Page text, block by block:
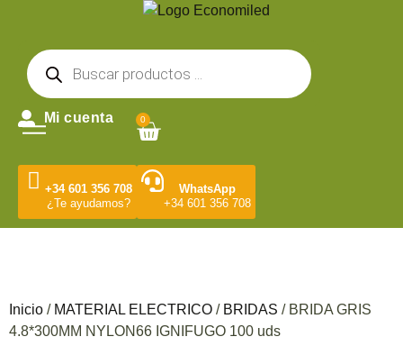
Mi cuenta 0
+34 601 356 708
¿Te ayudamos?
WhatsApp
+34 601 356 708
Inicio / MATERIAL ELECTRICO / BRIDAS / BRIDA GRIS
4.8*300MM NYLON66 IGNIFUGO 100 uds